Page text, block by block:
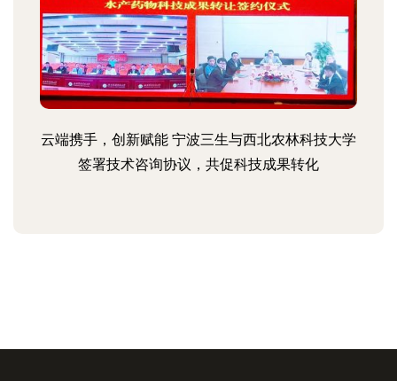
云端携手，创新赋能 宁波三生与西北农林科技大学
签署技术咨询协议，共促科技成果转化